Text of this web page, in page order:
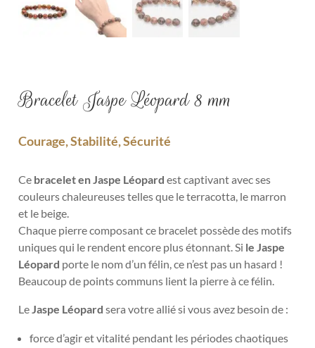
Bracelet Jaspe Léopard 8 mm
Courage, Stabilité, Sécurité
Ce bracelet en Jaspe Léopardest captivant avec ses
couleurs chaleureuses telles que le terracotta, le marron
et le beige.
Chaque pierre composant ce bracelet possède des motifs
uniques qui le rendent encore plus étonnant. Si le Jaspe
Léopard porte le nom d’un félin, ce n’est pas un hasard !
Beaucoup de points communs lient la pierre à ce félin.
Le Jaspe Léopardsera votre allié si vous avez besoin de :
force d’agir et vitalité pendant les périodes chaotiques